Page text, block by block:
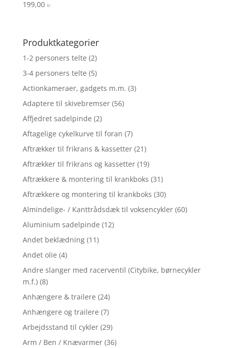
Vurderet
4.3
199,00 kr.
Produktkategorier
1-2 personers telte (2)
3-4 personers telte (5)
Actionkameraer, gadgets m.m. (3)
Adaptere til skivebremser (56)
Affjedret sadelpinde (2)
Aftagelige cykelkurve til foran (7)
Aftrækker til frikrans & kassetter (21)
Aftrækker til frikrans og kassetter (19)
Aftrækkere & montering til krankboks (31)
Aftrækkere og montering til krankboks (30)
Almindelige- / Kanttrådsdæk til voksencykler (60)
Aluminium sadelpinde (12)
Andet beklædning (11)
Andet olie (4)
Andre slanger med racerventil (Citybike, børnecykler
m.f.) (8)
Anhængere & trailere (24)
Anhængere og trailere (7)
Arbejdsstand til cykler (29)
Arm / Ben / Knævarmer (36)